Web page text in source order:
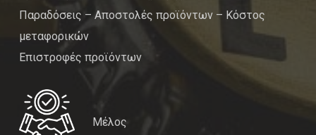
Παραδόσεις – Αποστολές προϊόντων – Κόστος
μεταφορικών
Επιστροφές προϊόντων
Μέλος